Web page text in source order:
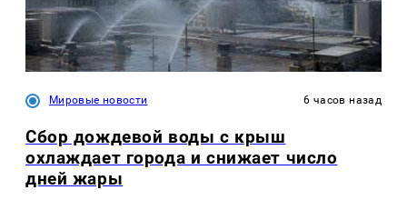
Мировые новости 6 часов назад
Сбор дождевой воды с крыш
охлаждает города и снижает число
дней жары